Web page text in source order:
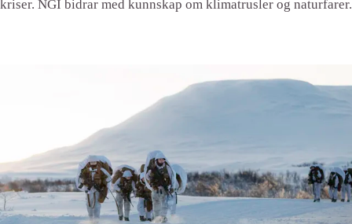
kriser. NGI bidrar med kunnskap om klimatrusler og naturfarer.